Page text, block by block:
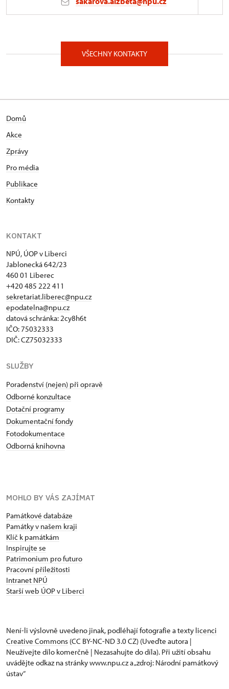
Jablonecká 642/23, Liberec 46001
VŠECHNY KONTAKTY
Domů
Akce
Zprávy
Pro média
Publikace
Kontakty
KONTAKT
NPÚ, ÚOP v Liberci
Jablonecká 642/23
460 01 Liberec
+420 485 222 411
sekretariat.liberec@npu.cz
epodatelna@npu.cz
datová schránka: 2cy8h6t​
IČO: 75032333
DIČ: CZ75032333
SLUŽBY
Poradenství (nejen) při opravě
Odborné konzultace
Dotační programy
Dokumentační fondy
Fotodokumentace
Odborná knihovna
MOHLO BY VÁS ZAJÍMAT
Památkové databáze
Památky v našem kraji
Klíč k památkám
Inspirujte se
Patrimonium pro futuro
Pracovní příležitosti
Intranet NPÚ
Starší web ÚOP v Liberci
Není-li výslovně uvedeno jinak, podléhají fotografie a texty licenci
Creative Commons (CC BY-NC-ND 3.0 CZ) (Uveďte autora |
Neužívejte dílo komerčně | Nezasahujte do díla). Při užití obsahu
uvádějte odkaz na stránky www.npu.cz a „zdroj: Národní památkový
ústav“